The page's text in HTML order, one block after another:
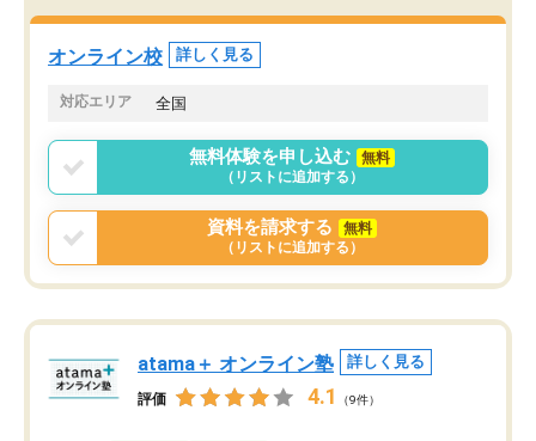
オンライン校 詳しく見る
対応エリア 全国
無料体験を申し込む
無料
（リストに追加する）
資料を請求する
無料
（リストに追加する）
atama＋ オンライン塾 詳しく見る
評価 4.1 （9件）